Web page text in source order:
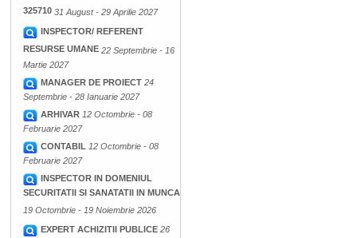
325710 31 August - 29 Aprilie 2027
INSPECTOR/ REFERENT
RESURSE UMANE 22 Septembrie - 16
Martie 2027
MANAGER DE PROIECT 24
Septembrie - 28 Ianuarie 2027
ARHIVAR 12 Octombrie - 08
Februarie 2027
CONTABIL 12 Octombrie - 08
Februarie 2027
INSPECTOR IN DOMENIUL
SECURITATII SI SANATATII IN MUNCA
19 Octombrie - 19 Noiembrie 2026
EXPERT ACHIZITII PUBLICE 26